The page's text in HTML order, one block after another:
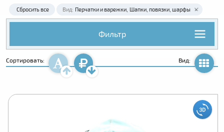
Сбросить все Вид: Перчатки и варежки Шапки, повязки, шарфы
Фильтр
Сортировать: Вид: